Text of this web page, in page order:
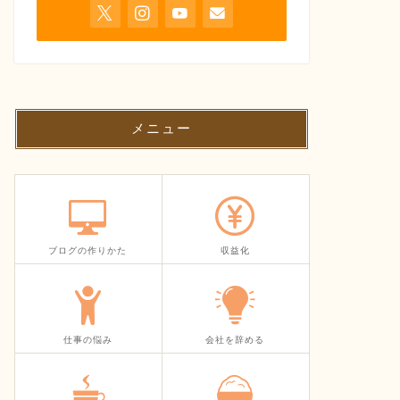
メニュー
ブログの作りかた 収益化
仕事の悩み 会社を辞める